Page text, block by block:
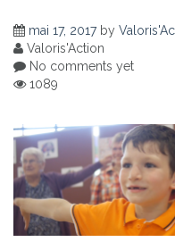
mai 17, 2017by
Valoris'Action
No comments yet
1089